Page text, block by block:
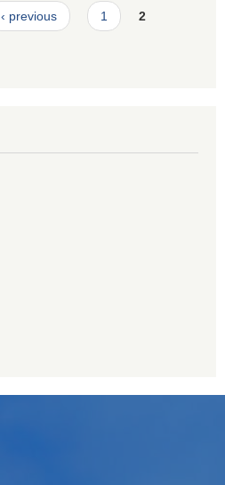
‹ previous 1 2